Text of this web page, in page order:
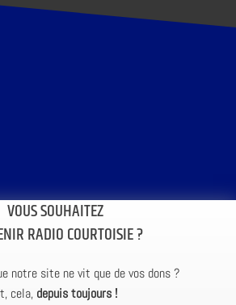
VOUS SOUHAITEZ
RADIO COURTOISIE ?
notre site ne vit que de vos dons ?
cela, depuis toujours !